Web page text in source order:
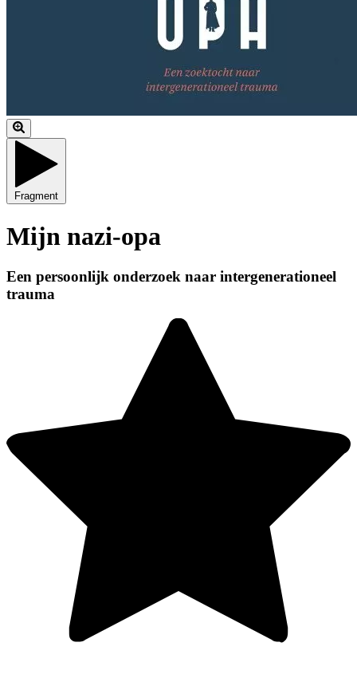
Fragment
Mijn nazi-opa
Een persoonlijk onderzoek naar intergenerationeel
trauma